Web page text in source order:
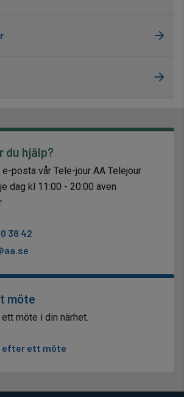
du hjälp?
posta vår Tele-jour AA Telejour
dag kl 11:00 - 20:00 även
38 42
möte
möte i din närhet.
efter ett möte